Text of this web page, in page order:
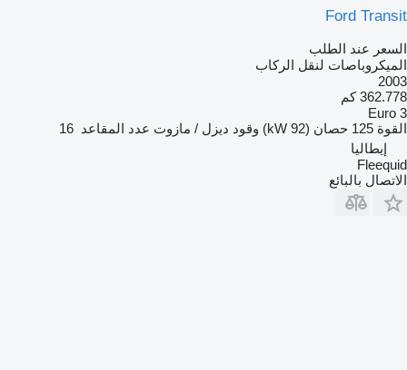
Ford Transit
السعر عند الطلب
الميكروباصات لنقل الركاب
2003
362.778 كم
Euro 3
القوة 125 حصان (92 kW) وقود ديزل / مازوت عدد المقاعد 16
إيطاليا
Fleequid
الاتصال بالبائع